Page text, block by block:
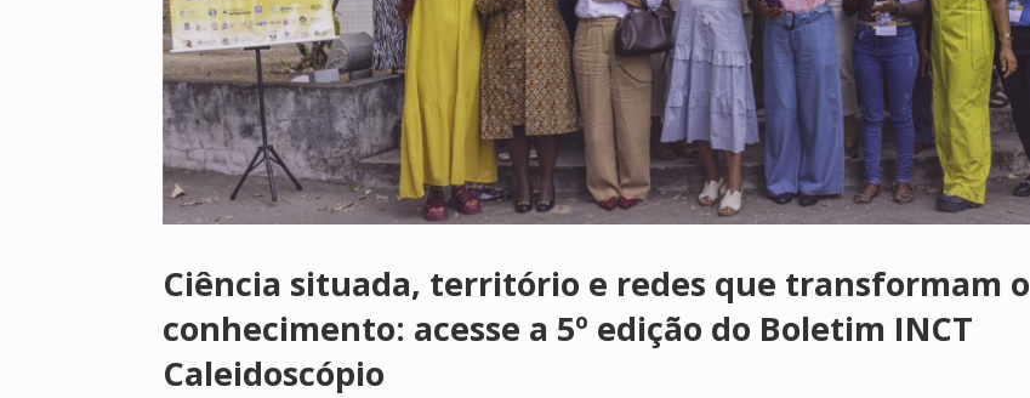
Ciência situada, território e redes que transformam o
conhecimento: acesse a 5º edição do Boletim INCT
Caleidoscópio